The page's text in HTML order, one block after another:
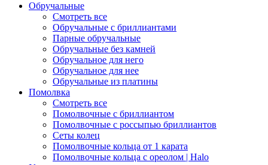
Обручальные
Смотреть все
Обручальные с бриллиантами
Парные обручальные
Обручальные без камней
Обручальное для него
Обручальное для нее
Обручальные из платины
Помолвка
Смотреть все
Помолвочные с бриллиантом
Помолвочные с россыпью бриллиантов
Сеты колец
Помолвочные кольца от 1 карата
Помолвочные кольца с ореолом | Halo